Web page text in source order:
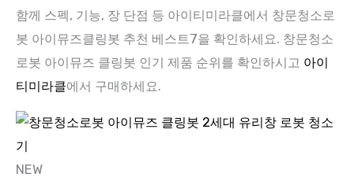
함께 스펙, 기능, 장 단점 등 아이티미라클에서 창문청소로
봇 아이뮤즈클링봇 추천 베스트7을 확인하세요. 창문청소
로봇 아이뮤즈 클링봇 인기 제품 순위를 확인하시고 아이
티미라클에서 구매하세요.
NEW